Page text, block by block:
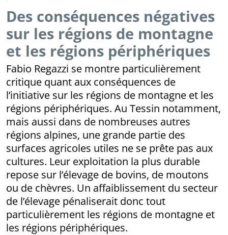
Des conséquences négatives
sur les régions de montagne
et les régions périphériques
Fabio Regazzi se montre particulièrement
critique quant aux conséquences de
l’initiative sur les régions de montagne et les
régions périphériques. Au Tessin notamment,
mais aussi dans de nombreuses autres
régions alpines, une grande partie des
surfaces agricoles utiles ne se prête pas aux
cultures. Leur exploitation la plus durable
repose sur l’élevage de bovins, de moutons
ou de chèvres. Un affaiblissement du secteur
de l’élevage pénaliserait donc tout
particulièrement les régions de montagne et
les régions périphériques.